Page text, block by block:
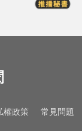
討
權政策 常見問題